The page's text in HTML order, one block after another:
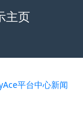
主页
平台中心新闻